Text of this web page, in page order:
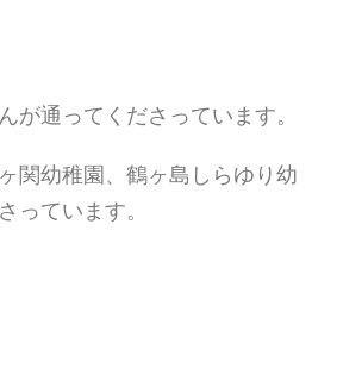
通ってくださっています。
関幼稚園、鶴ヶ島しらゆり幼
ています。